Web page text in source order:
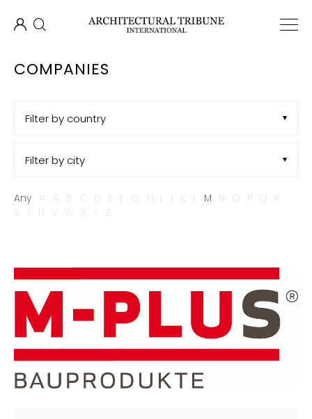
COMPANIES
Filter by country
Filter by city
Any # A B C D E F G H I J K L M N O P Q R
S
T U V W X Y Z